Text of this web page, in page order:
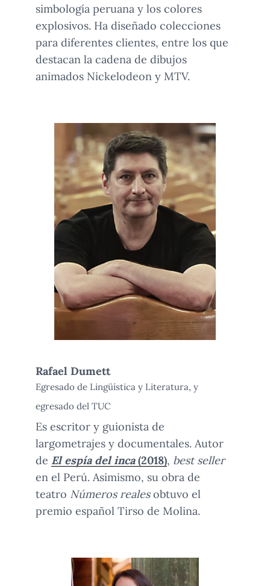
simbología peruana y los colores
explosivos. Ha diseñado colecciones
para diferentes clientes, entre los que
destacan la cadena de dibujos
animados Nickelodeon y MTV.
Rafael Dumett
Egresado de Lingüística y Literatura, y
egresado del TUC
Es escritor y guionista de
largometrajes y documentales. Autor
de El espía del inca(2018), best seller
en el Perú. Asimismo, su obra de
teatro Números realesobtuvo el
premio español Tirso de Molina.